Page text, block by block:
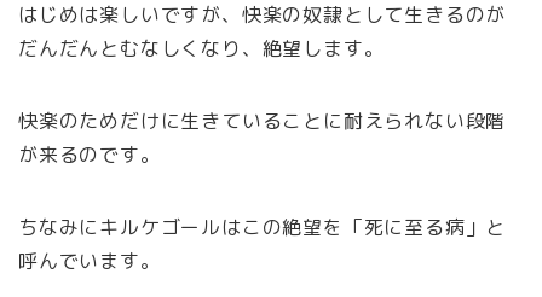
はじめは楽しいですが、快楽の奴隷として生きるのが
だんだんとむなしくなり、絶望します。
快楽のためだけに生きていることに耐えられない段階
が来るのです。
ちなみにキルケゴールはこの絶望を「死に至る病」と
呼んでいます。